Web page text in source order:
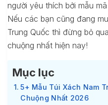
người yêu thích bởi mẫu
Nếu các bạn cũng đang
Trung Quốc thì đừng bỏ
chuộng nhất hiện nay!
Mục lục
5+ Mẫu Túi Xách Nam
Chuộng Nhất 2026